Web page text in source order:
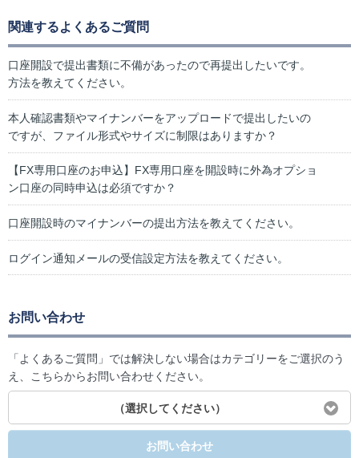
関連するよくあるご質問
口座開設で提出書類に不備があったので再提出したいです。
方法を教えてください。
本人確認書類やマイナンバーをアップロードで提出したいの
ですが、ファイル形式やサイズに制限はありますか？
【FX専用口座のお申込】FX専用口座を開設時に外為オプショ
ン口座の同時申込は必須ですか？
口座開設時のマイナンバーの提出方法を教えてください。
ログイン通知メールの受信設定方法を教えてください。
お問い合わせ
「よくあるご質問」では解決しない場合はカテゴリーをご選択のう
え、こちらからお問い合わせください。
（選択してください）
お問い合わせ